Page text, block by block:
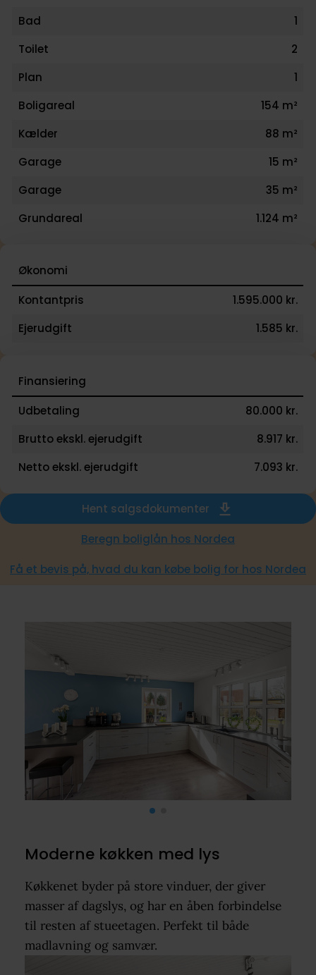
Bad
1
Toilet
2
Plan
1
Boligareal
154 m²
Kælder
88 m²
Garage
15 m²
Garage
35 m²
Grundareal
1.124 m²
Økonomi
Kontantpris
1.595.000 kr.
Ejerudgift
1.585 kr.
Finansiering
Udbetaling
80.000 kr.
Brutto ekskl. ejerudgift
8.917 kr.
Netto ekskl. ejerudgift
7.093 kr.
Hent salgsdokumenter
Beregn boliglån hos Nordea
Få et bevis på, hvad du kan købe bolig for hos Nordea
Moderne køkken med lys
Køkkenet byder på store vinduer, der giver
masser af dagslys, og har en åben forbindelse
til resten af stueetagen. Perfekt til både
madlavning og samvær.